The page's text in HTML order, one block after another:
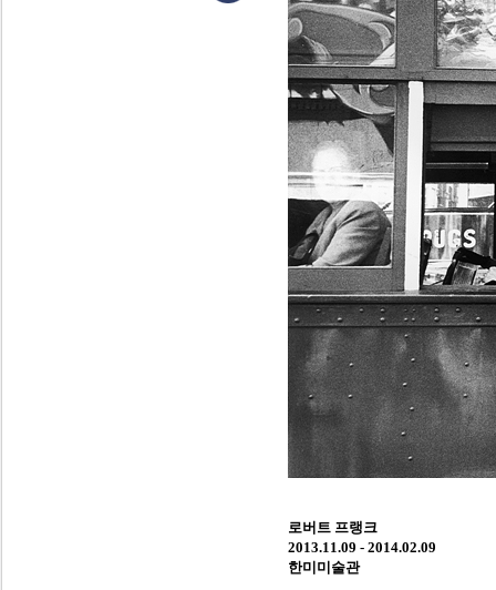
로버트 프랭크
2013.11.09 - 2014.02.09
한미미술관